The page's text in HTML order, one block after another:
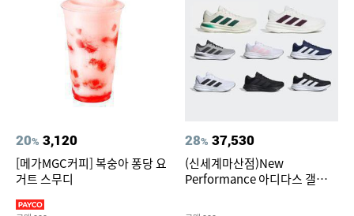
20% 3,120
[메가MGC커피] 복숭아 퐁당 요
거트 스무디
28% 37,530
(신세계마산점)New
Performance 아디다스 갤럭시